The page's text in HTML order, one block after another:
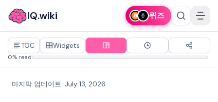
IQ.wiki 퀴즈
TOC Widgets
0% read
마지막 업데이트: July 13, 2026